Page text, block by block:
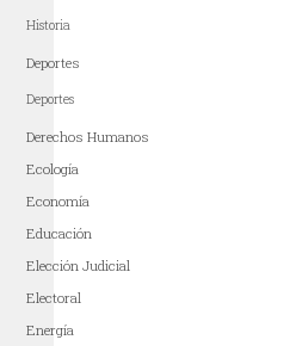
Historia
Deportes
Deportes
Derechos Humanos
Ecología
Economía
Educación
Elección Judicial
Electoral
Energía